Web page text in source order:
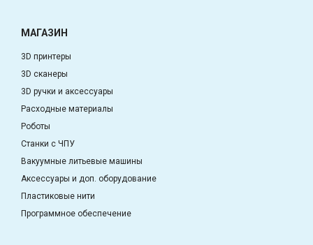
МАГАЗИН
3D принтеры
3D сканеры
3D ручки и аксессуары
Расходные материалы
Роботы
Станки с ЧПУ
Вакуумные литьевые машины
Аксессуары и доп. оборудование
Пластиковые нити
Программное обеспечение